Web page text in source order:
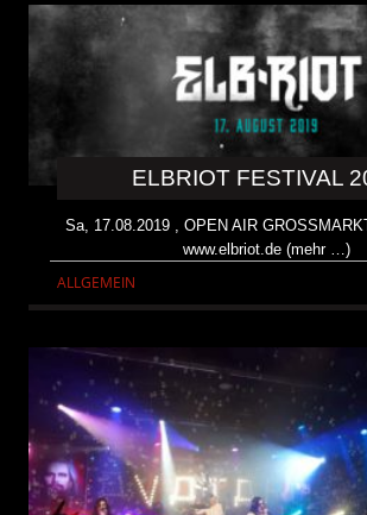
ELBRIOT FESTIVAL
Sa, 17.08.2019 , OPEN AIR
www.elbriot.de (mehr …)
ALLGEMEIN